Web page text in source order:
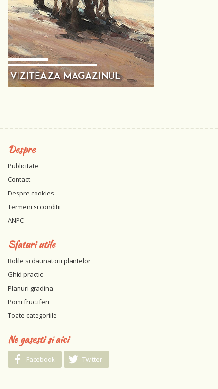
Despre
Publicitate
Contact
Despre cookies
Termeni si conditii
ANPC
Sfaturi utile
Bolile si daunatorii plantelor
Ghid practic
Planuri gradina
Pomi fructiferi
Toate categoriile
Ne gasesti si aici
Facebook Twitter